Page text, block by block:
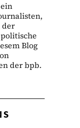
der
Blog
der bpb.